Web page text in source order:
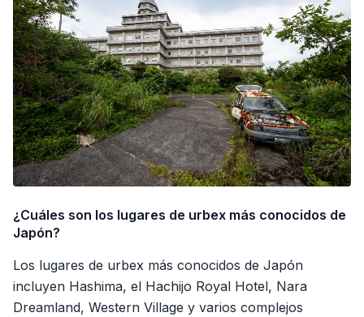
¿Cuáles son los lugares de urbex más conocidos de
Japón?
Los lugares de urbex más conocidos de Japón
incluyen Hashima, el Hachijo Royal Hotel, Nara
Dreamland, Western Village y varios complejos